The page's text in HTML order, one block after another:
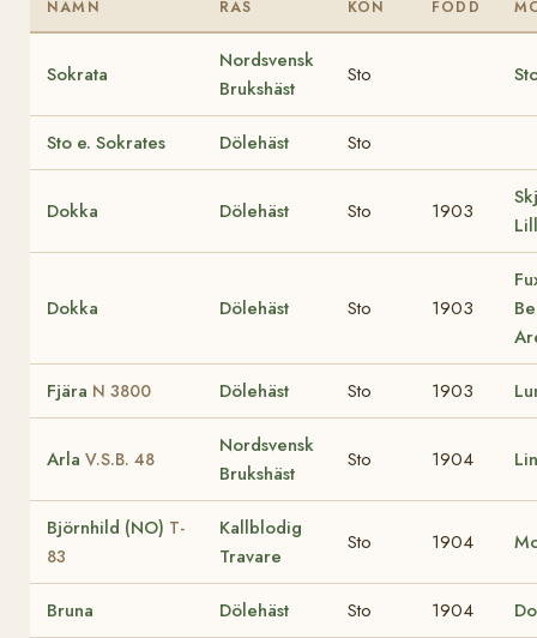
NAMN RAS KÖN FÖDD
Sokrata
Nordsvensk
Brukshäst
Sto
Sto e. Sokrates Dölehäst Sto
Dokka Dölehäst Sto 1903
Dokka Dölehäst Sto 1903
Fjära N 3800 Dölehäst Sto 1903
Arla V.S.B. 48
Nordsvensk
Brukshäst
Sto 1904
Björnhild (NO) T-
83
Kallblodig
Travare
Sto 1904
Bruna Dölehäst Sto 1904